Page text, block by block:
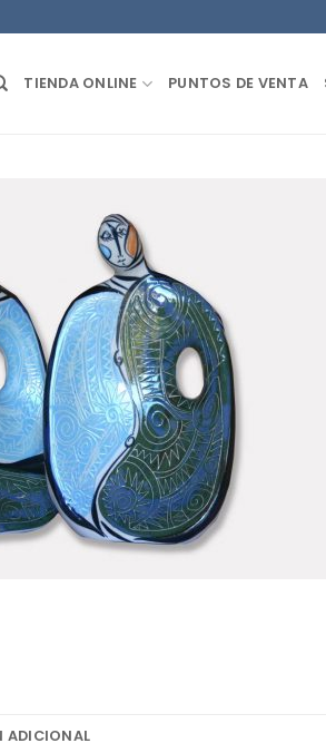
TIENDA ONLINE PUNTOS DE VENTA
ADICIONAL